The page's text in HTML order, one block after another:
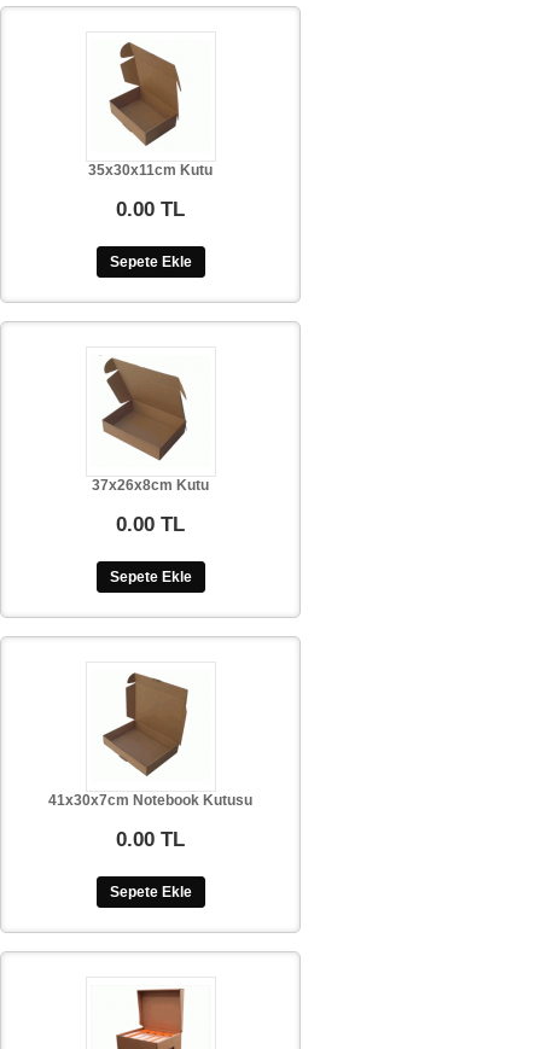
35x30x11cm Kutu
0.00 TL
Sepete Ekle
37x26x8cm Kutu
0.00 TL
Sepete Ekle
41x30x7cm Notebook Kutusu
0.00 TL
Sepete Ekle